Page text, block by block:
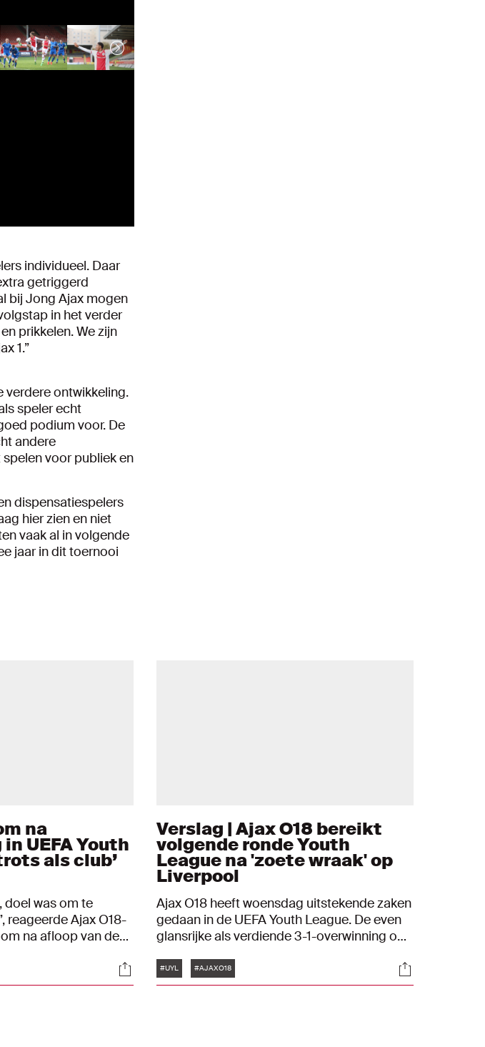
individueel. Daar
getriggerd
bij Jong Ajax mogen
in het verder
prikkelen. We zijn
1.”
verdere ontwikkeling.
speler echt
podium voor. De
andere
voor publiek en
dispensatiespelers
hier zien en niet
vaak al in volgende
jaar in dit toernooi
na
UEFA Youth
als club’
doel was om te
reageerde Ajax O18-
na afloop van de
in de UEFA
Banel reageerde
Socials
Verslag | Ajax O18 bereikt
volgende ronde Youth
League na 'zoete wraak' op
Liverpool
Ajax O18 heeft woensdag uitstekende zaken
gedaan in de UEFA Youth League. De even
glansrijke als verdiende 3-1-overwinning op
voor een plek in de volgende play-off-ronde.
Op de Toekomst scoorden Jaydon Banel,
Tags
#UYL #AJAXO18 Socials